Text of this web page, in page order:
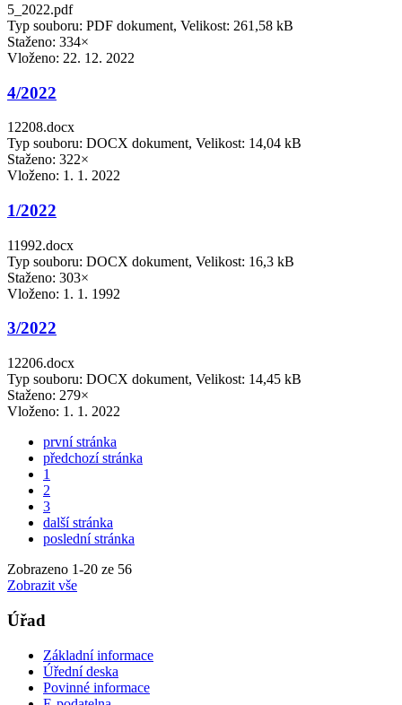
5_2022.pdf
Typ souboru: PDF dokument, Velikost: 261,58 kB
Staženo: 334×
Vloženo: 22. 12. 2022
4/2022
12208.docx
Typ souboru: DOCX dokument, Velikost: 14,04 kB
Staženo: 322×
Vloženo: 1. 1. 2022
1/2022
11992.docx
Typ souboru: DOCX dokument, Velikost: 16,3 kB
Staženo: 303×
Vloženo: 1. 1. 1992
3/2022
12206.docx
Typ souboru: DOCX dokument, Velikost: 14,45 kB
Staženo: 279×
Vloženo: 1. 1. 2022
první stránka
předchozí stránka
1
2
3
další stránka
poslední stránka
Zobrazeno 1-20 ze 56
Zobrazit vše
Úřad
Základní informace
Úřední deska
Povinné informace